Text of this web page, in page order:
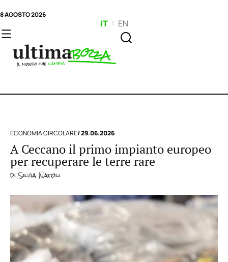
8 AGOSTO 2026
IT | EN
ECONOMIA CIRCOLARE/ 29.06.2026
A Ceccano il primo impianto europeo
per recuperare le terre rare
diSilvia Natoli